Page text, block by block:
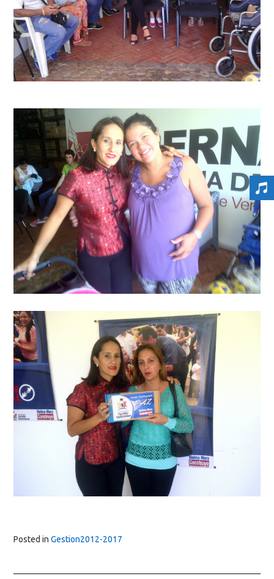
Posted in Gestion2012-2017